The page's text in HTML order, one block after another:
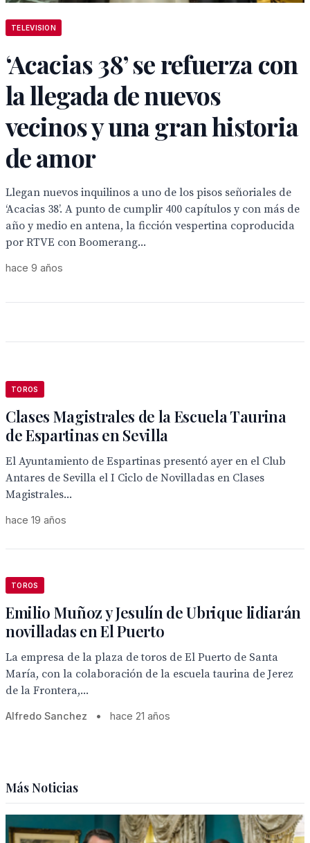
TELEVISION
‘Acacias 38’ se refuerza con
la llegada de nuevos
vecinos y una gran historia
de amor
Llegan nuevos inquilinos a uno de los pisos señoriales de
‘Acacias 38’. A punto de cumplir 400 capítulos y con más de
año y medio en antena, la ficción vespertina coproducida
por RTVE con Boomerang...
hace 9 años
TOROS
Clases Magistrales de la Escuela Taurina
de Espartinas en Sevilla
El Ayuntamiento de Espartinas presentó ayer en el Club
Antares de Sevilla el I Ciclo de Novilladas en Clases
Magistrales...
hace 19 años
TOROS
Emilio Muñoz y Jesulín de Ubrique lidiarán
novilladas en El Puerto
La empresa de la plaza de toros de El Puerto de Santa
María, con la colaboración de la escuela taurina de Jerez
de la Frontera,...
Alfredo Sanchez • hace 21 años
Más Noticias